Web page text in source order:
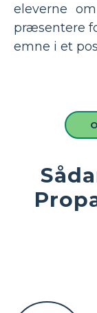
eleverne
præsentere
emne i et